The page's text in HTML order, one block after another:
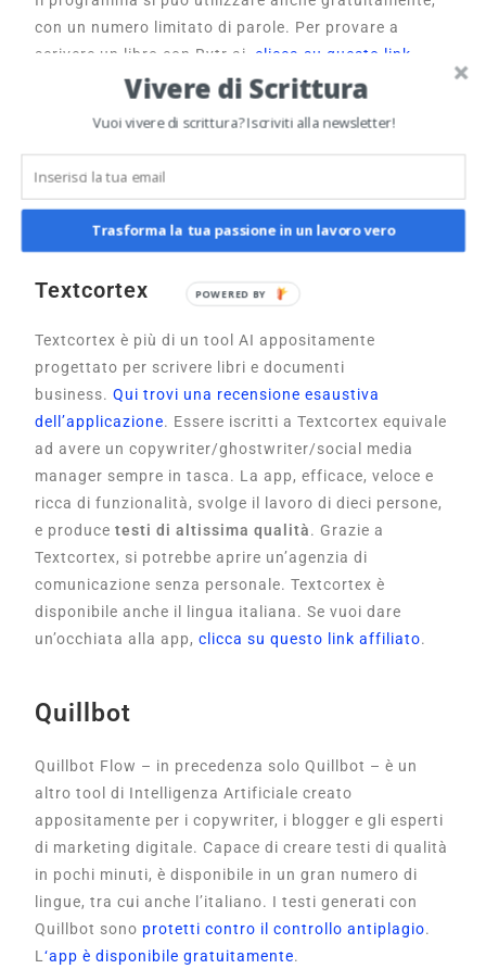
con un numero limitato di parole. Per provare a
scrivere un libro con Rytr.ai,
clicca su questo link
e registrati gratuitamente. Questo
Textcortex
Textcortex è più di un tool AI appositamente
progettato per scrivere libri e documenti
business.Qui trovi una recensione esaustiva
dell’applicazione. Essere iscritti a Textcortex equivale
ad avere un copywriter/ghostwriter/social media
manager sempre in tasca. La app, efficace, veloce e
ricca di funzionalità, svolge il lavoro di dieci persone,
e produce testi di altissima qualità. Grazie a
Textcortex, si potrebbe aprire un’agenzia di
comunicazione senza personale. Textcortex è
disponibile anche il lingua italiana. Se vuoi dare
un’occhiata alla app,clicca su questo link affiliato.
Quillbot
Quillbot Flow – in precedenza solo Quillbot – è un
altro tool di Intelligenza Artificiale creato
appositamente per i copywriter, i blogger e gli esperti
di marketing digitale. Capace di creare testi di qualità
in pochi minuti, è disponibile in un gran numero di
lingue, tra cui anche l’italiano. I testi generati con
Quillbot sono protetti contro il controllo antiplagio.
L‘app è disponibile gratuitamente.
Vivere di Scrittura
Vuoi vivere di scrittura? Iscriviti alla newsletter!
Trasforma la tua passione in un lavoro vero